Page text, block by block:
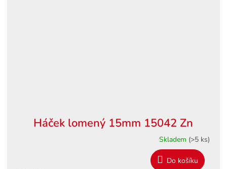
Háček lomený 15mm 15042 Zn
Skladem (>5 ks)
Do košíku